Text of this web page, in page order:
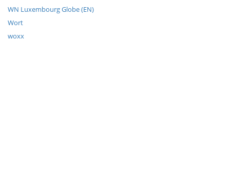
WN Luxembourg Globe (EN)
Wort
woxx